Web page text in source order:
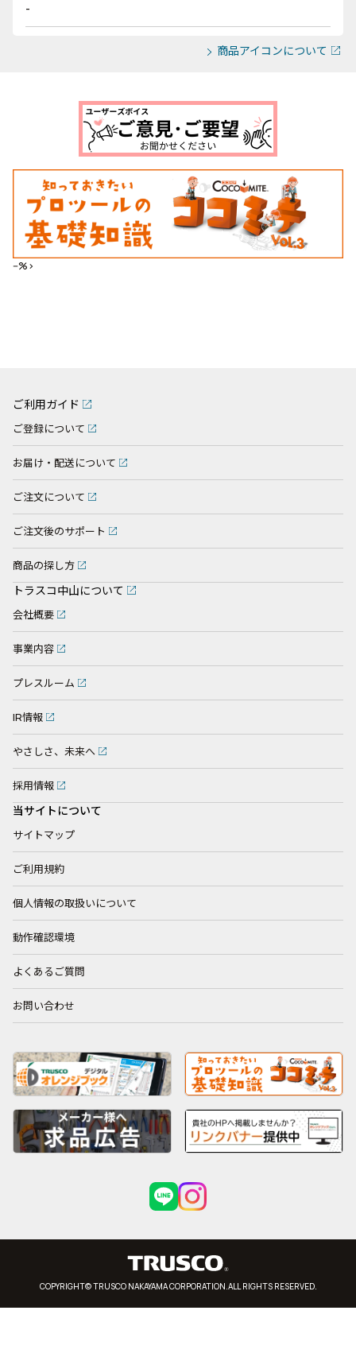
-
商品アイコンについて
--%>
ご利用ガイド
ご登録について
お届け・配送について
ご注文について
ご注文後のサポート
商品の探し方
トラスコ中山について
会社概要
事業内容
プレスルーム
IR情報
やさしさ、未来へ
採用情報
当サイトについて
サイトマップ
ご利用規約
個人情報の取扱いについて
動作確認環境
よくあるご質問
お問い合わせ
COPYRIGHT© TRUSCO NAKAYAMA CORPORATION.ALL RIGHTS RESERVED.